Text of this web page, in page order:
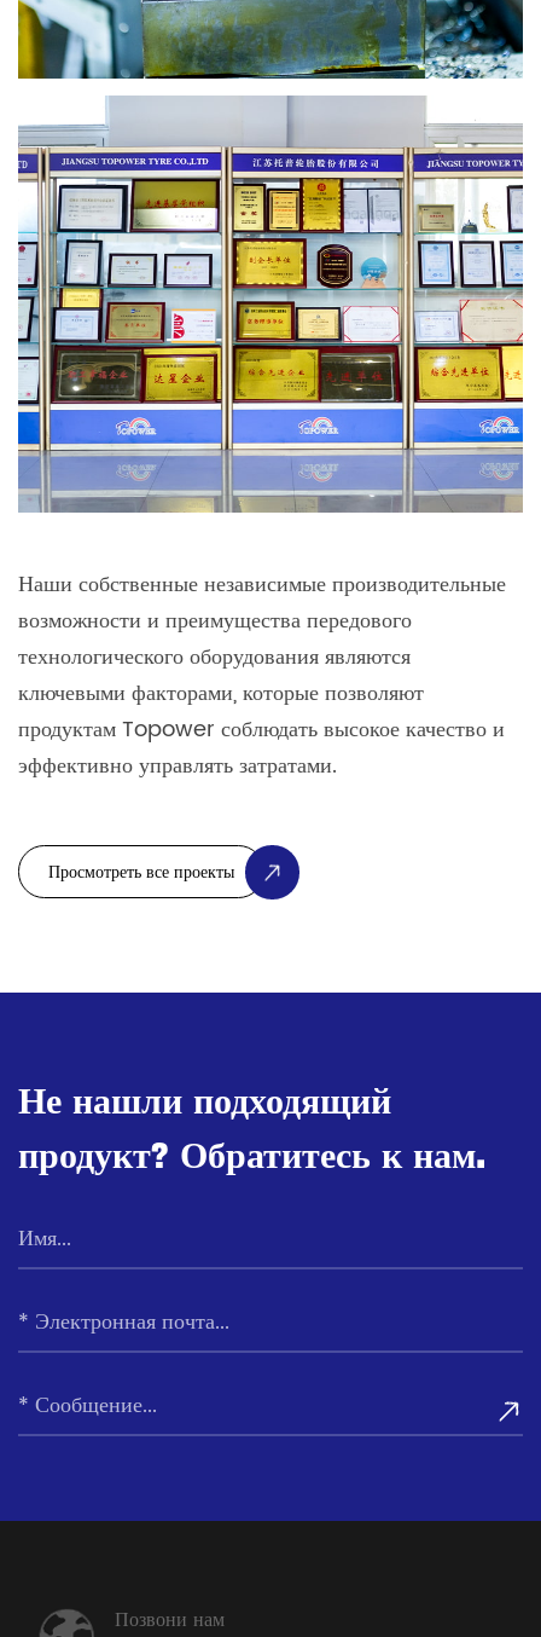
Наши собственные независимые производительные
возможности и преимущества передового
технологического оборудования являются
ключевыми факторами, которые позволяют
продуктам Topower соблюдать высокое качество и
эффективно управлять затратами.
Не нашли подходящий
продукт? Обратитесь к нам.
Позвони нам